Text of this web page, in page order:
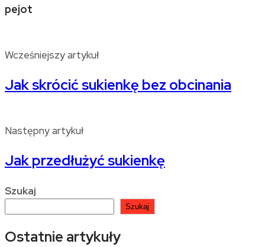
pejot
Wcześniejszy artykuł
Jak skrócić sukienkę bez obcinania
Następny artykuł
Jak przedłużyć sukienkę
Szukaj
Szukaj
Ostatnie artykuły